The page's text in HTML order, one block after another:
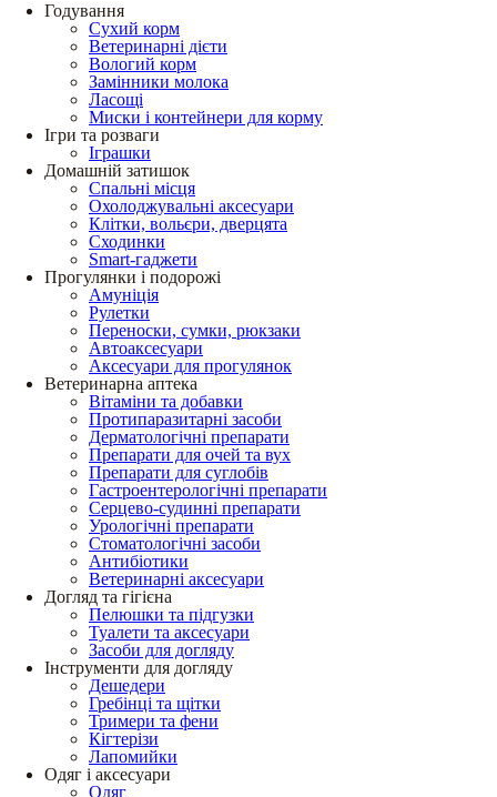
Годування
Сухий корм
Ветеринарні дієти
Вологий корм
Замінники молока
Ласощі
Миски і контейнери для корму
Ігри та розваги
Іграшки
Домашній затишок
Спальні місця
Охолоджувальні аксесуари
Клітки, вольєри, дверцята
Сходинки
Smart-гаджети
Прогулянки і подорожі
Амуніція
Рулетки
Переноски, сумки, рюкзаки
Автоаксесуари
Аксесуари для прогулянок
Ветеринарна аптека
Вітаміни та добавки
Протипаразитарні засоби
Дерматологічні препарати
Препарати для очей та вух
Препарати для суглобів
Гастроентерологічні препарати
Серцево-судинні препарати
Урологічні препарати
Стоматологічні засоби
Антибіотики
Ветеринарні аксесуари
Догляд та гігієна
Пелюшки та підгузки
Туалети та аксесуари
Засоби для догляду
Інструменти для догляду
Дешедери
Гребінці та щітки
Тримери та фени
Кігтерізи
Лапомийки
Одяг і аксесуари
Одяг